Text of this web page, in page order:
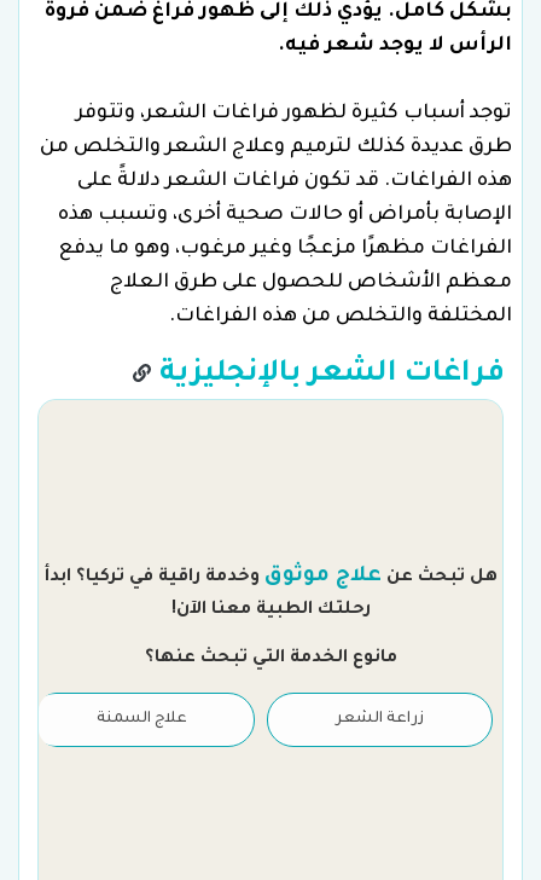
بشكل كامل. يؤدي ذلك إلى ظهور فراغ ضمن فروة
الرأس لا يوجد شعر فيه.
توجد أسباب كثيرة لظهور فراغات الشعر، وتتوفر
طرق عديدة كذلك لترميم وعلاج الشعر والتخلص من
هذه الفراغات. قد تكون فراغات الشعر دلالةً على
الإصابة بأمراض أو حالات صحية أخرى، وتسبب هذه
الفراغات مظهرًا مزعجًا وغير مرغوب، وهو ما يدفع
معظم الأشخاص للحصول على طرق العلاج
المختلفة والتخلص من هذه الفراغات.
فراغات الشعر بالإنجليزية
هل تبحث عن علاج موثوق وخدمة راقية في تركيا؟ ابدأ
رحلتك الطبية معنا الآن!
مانوع الخدمة التي تبحث عنها؟
زراعة الشعر علاج السمنة